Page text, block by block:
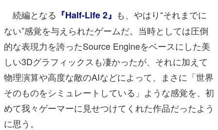
続編となる 『Half-Life 2』 も、やはり“それまでに
ない”感覚を与えられたゲームだ。当時としては圧倒
的な表現力を誇ったSource Engineをベースにした美
しい3Dグラフィックスも凄かったが、それに加えて
物理演算や高度な敵のAIなどによって、まさに「世界
そのものをシミュレートしている」ような感覚を、初
めて我々ゲーマーに見せつけてくれた作品だったよう
に思う。